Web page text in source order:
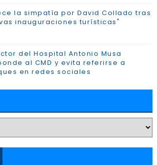
la simpatía por David Collado tras
inauguraciones turísticas"
del Hospital Antonio Musa
al CMD y evita referirse a
en redes sociales